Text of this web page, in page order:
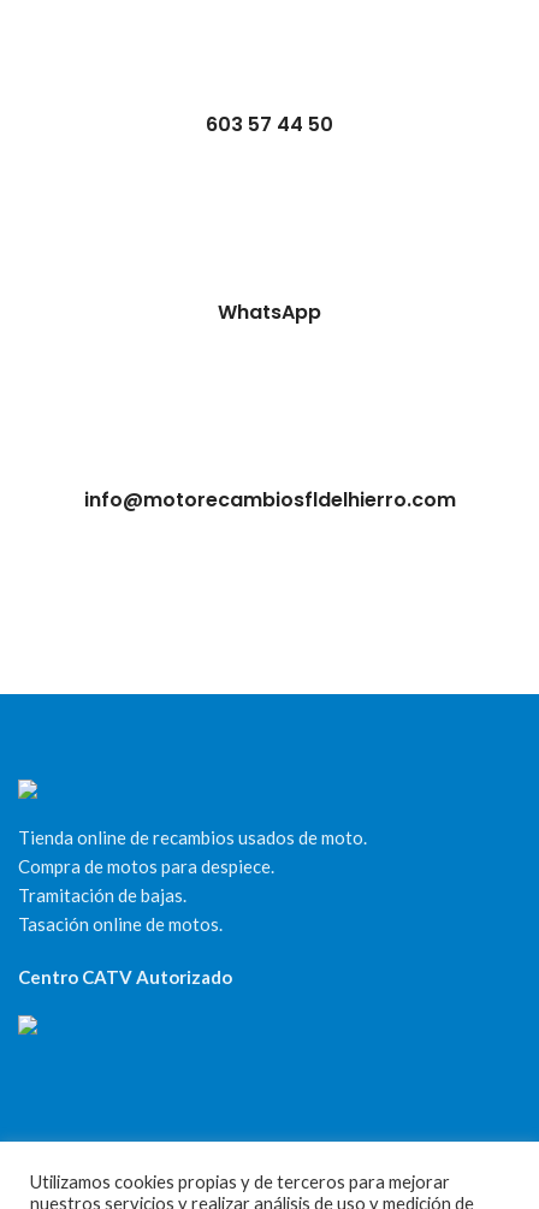
603 57 44 50
WhatsApp
info@motorecambiosfldelhierro.com
Tienda online de recambios usados de moto.
Compra de motos para despiece.
Tramitación de bajas.
Tasación online de motos.
Centro CATV Autorizado
Utilizamos cookies propias y de terceros para mejorar
nuestros servicios y realizar análisis de uso y medición de